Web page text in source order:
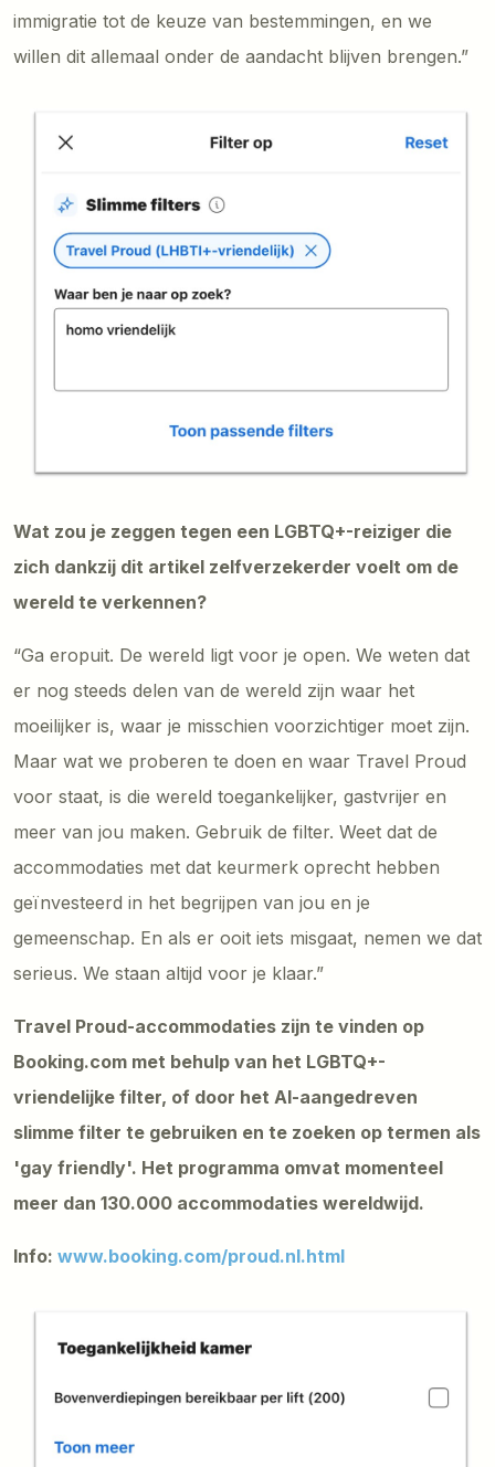
immigratie tot de keuze van bestemmingen, en we
willen dit allemaal onder de aandacht blijven brengen.”
Wat zou je zeggen tegen een LGBTQ+-reiziger die
zich dankzij dit artikel zelfverzekerder voelt om de
wereld te verkennen?
“Ga eropuit. De wereld ligt voor je open. We weten dat
er nog steeds delen van de wereld zijn waar het
moeilijker is, waar je misschien voorzichtiger moet zijn.
Maar wat we proberen te doen en waar Travel Proud
voor staat, is die wereld toegankelijker, gastvrijer en
meer van jou maken. Gebruik de filter. Weet dat de
accommodaties met dat keurmerk oprecht hebben
geïnvesteerd in het begrijpen van jou en je
gemeenschap. En als er ooit iets misgaat, nemen we dat
serieus. We staan altijd voor je klaar.”
Travel Proud-accommodaties zijn te vinden op
Booking.com met behulp van het LGBTQ+-
vriendelijke filter, of door het AI-aangedreven
slimme filter te gebruiken en te zoeken op termen als
'gay friendly'. Het programma omvat momenteel
meer dan 130.000 accommodaties wereldwijd.
Info: www.booking.com/proud.nl.html